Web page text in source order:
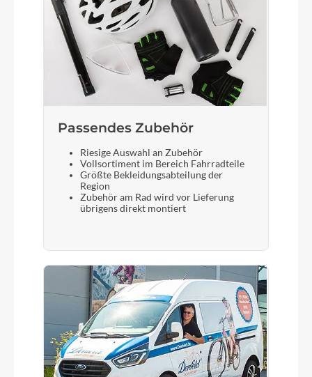
Passendes Zubehör
Riesige Auswahl an Zubehör
Vollsortiment im Bereich Fahrradteile
Größte Bekleidungsabteilung der
Region
Zubehör am Rad wird vor Lieferung
übrigens direkt montiert